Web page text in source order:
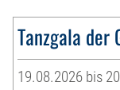
Tanzgala der
19.08.2026 bis